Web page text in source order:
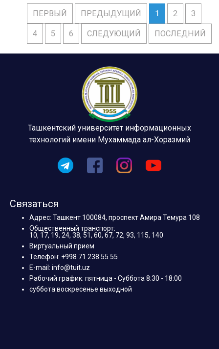
ПЕРВЫЙ ПРЕДЫДУЩИЙ 1 2 3
4 5 6 СЛЕДУЮЩИЙ ПОСЛЕДНИЙ
Ташкентский университет информационных
технологий имени Мухаммада ал-Хоразмий
Связаться
Адрес: Ташкент 100084, проспект Амира Темура 108
Общественный транспорт:
10, 17, 19, 24, 38, 51, 60, 67, 72, 93, 115, 140
Виртуальный прием
Телефон: +998 71 238 55 55
E-mail: info@tuit.uz
Рабочий график: пятница - Суббота 8:30 - 18:00
суббота воскресенье выходной